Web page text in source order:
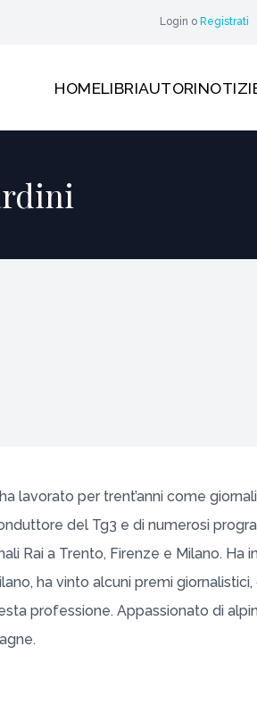
Login o Registrati
HOMELIBRIAUTORI
lavorato per trent’anni come
del Tg3 e di numerosi
Rai a Trento, Firenze e Milano. Ha
ha vinto alcuni premi
professione. Appassionato di